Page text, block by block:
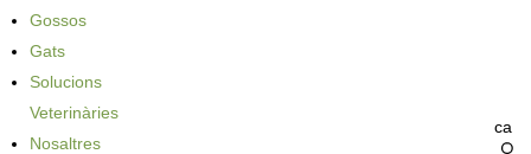
Gossos
Gats
Solucions
Veterinàries
Nosaltres
ca